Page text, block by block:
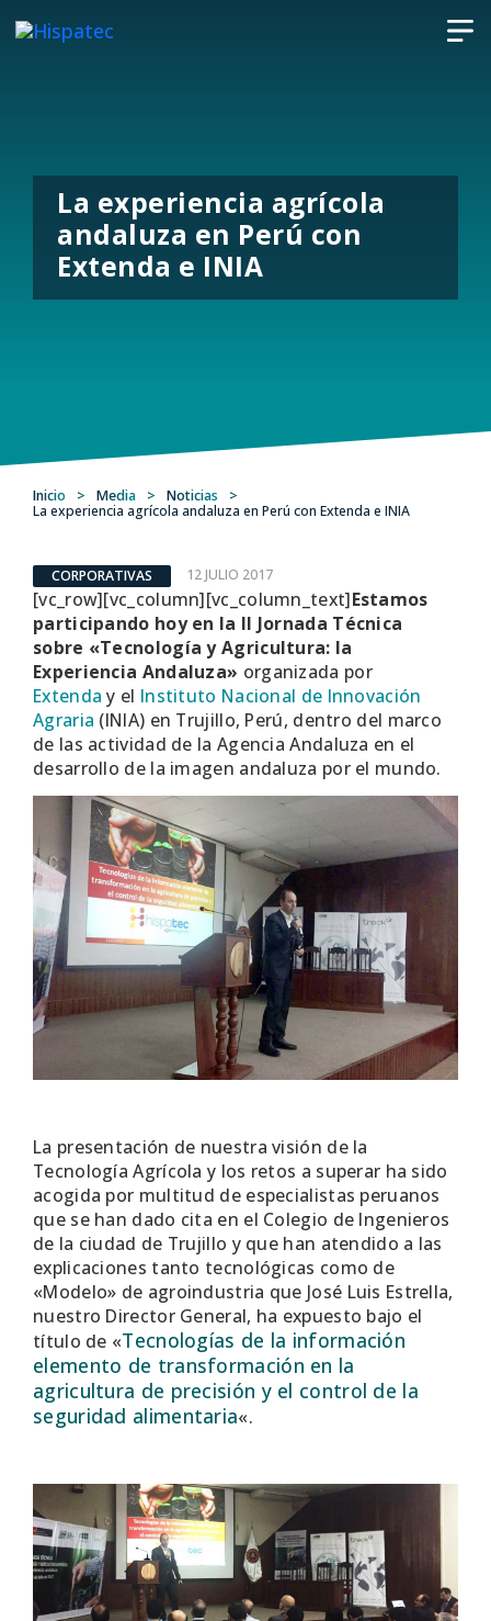
La experiencia agrícola
andaluza en Perú con
Extenda e INIA
Inicio > Media > Noticias
>
La experiencia agrícola andaluza en Perú con Extenda e INIA
CORPORATIVAS 12 JULIO 2017
[vc_row][vc_column][vc_column_text]Estamos
participando hoy en la II Jornada Técnica
sobre «Tecnología y Agricultura: la
Experiencia Andaluza» organizada por
Extenda y el Instituto Nacional de Innovación
Agraria (INIA) en Trujillo, Perú, dentro del marco
de las actividad de la Agencia Andaluza en el
desarrollo de la imagen andaluza por el mundo.
La presentación de nuestra visión de la
Tecnología Agrícola y los retos a superar ha sido
acogida por multitud de especialistas peruanos
que se han dado cita en el Colegio de Ingenieros
de la ciudad de Trujillo y que han atendido a las
explicaciones tanto tecnológicas como de
«Modelo» de agroindustria que José Luis Estrella,
nuestro Director General, ha expuesto bajo el
título de «Tecnologías de la información
elemento de transformación en la
agricultura de precisión y el control de la
seguridad alimentaria«.